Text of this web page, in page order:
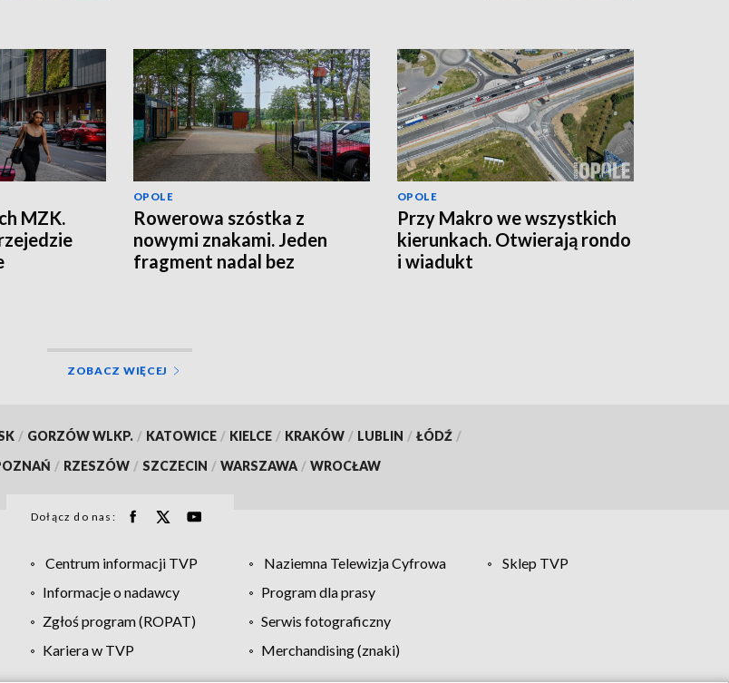
MZK.
OPOLE
Rowerowa szóstka z
nowymi znakami. Jeden
fragment nadal bez
OPOLE
Przy Makro we wszystkich
kierunkach. Otwierają rondo
i wiadukt
ZOBACZ WIĘCEJ
/ GORZÓW WLKP. / KATOWICE / KIELCE / KRAKÓW / LUBLIN / ŁÓDŹ /
/ RZESZÓW / SZCZECIN / WARSZAWA / WROCŁAW
Dołącz do nas:
Centrum informacji TVP Naziemna Telewizja Cyfrowa
Sklep TVP
Informacje o nadawcy
Program dla prasy
Zgłoś program (ROPAT)
Serwis fotograficzny
Kariera w TVP
Merchandising (znaki)